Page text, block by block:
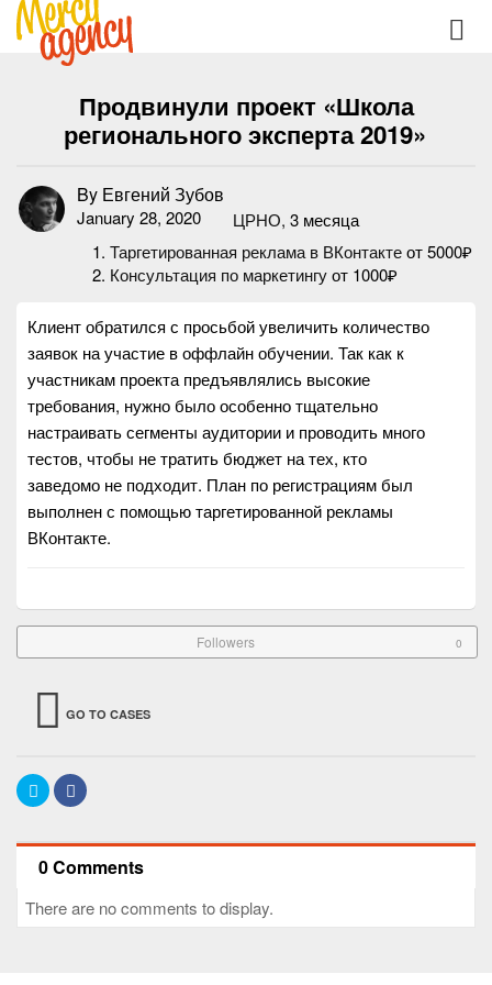
Продвинули проект «Школа
регионального эксперта 2019»
By Евгений Зубов
January 28, 2020 ЦРНО 3 месяца
Таргетированная реклама в ВКонтактеот 5000₽
Консультация по маркетингуот 1000₽
Клиент обратился с просьбой увеличить количество
заявок на участие в оффлайн обучении. Так как к
участникам проекта предъявлялись высокие
требования, нужно было особенно тщательно
настраивать сегменты аудитории и проводить много
тестов, чтобы не тратить бюджет на тех, кто
заведомо не подходит. План по регистрациям был
выполнен с помощью таргетированной рекламы
ВКонтакте.
Followers 0
GO TO CASES
0 Comments
There are no comments to display.